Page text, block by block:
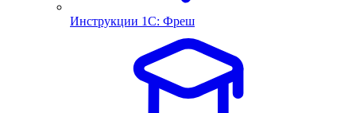
Инструкции 1С: Фреш